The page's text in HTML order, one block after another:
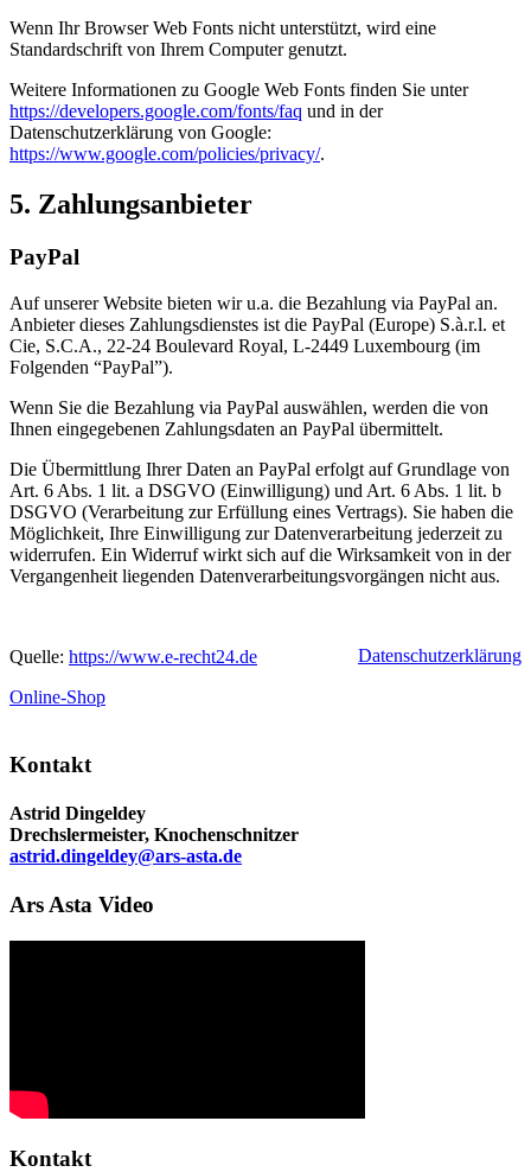
Wenn Ihr Browser Web Fonts nicht unterstützt, wird eine
Standardschrift von Ihrem Computer genutzt.
Weitere Informationen zu Google Web Fonts finden Sie unter
https://developers.google.com/fonts/faq und in der
Datenschutzerklärung von Google:
https://www.google.com/policies/privacy/.
5. Zahlungsanbieter
PayPal
Auf unserer Website bieten wir u.a. die Bezahlung via PayPal an.
Anbieter dieses Zahlungsdienstes ist die PayPal (Europe) S.à.r.l. et
Cie, S.C.A., 22-24 Boulevard Royal, L-2449 Luxembourg (im
Folgenden “PayPal”).
Wenn Sie die Bezahlung via PayPal auswählen, werden die von
Ihnen eingegebenen Zahlungsdaten an PayPal übermittelt.
Die Übermittlung Ihrer Daten an PayPal erfolgt auf Grundlage von
Art. 6 Abs. 1 lit. a DSGVO (Einwilligung) und Art. 6 Abs. 1 lit. b
DSGVO (Verarbeitung zur Erfüllung eines Vertrags). Sie haben die
Möglichkeit, Ihre Einwilligung zur Datenverarbeitung jederzeit zu
widerrufen. Ein Widerruf wirkt sich auf die Wirksamkeit von in der
Vergangenheit liegenden Datenverarbeitungsvorgängen nicht aus.
Quelle: https://www.e-recht24.de Datenschutzerklärung
Online-Shop
Kontakt
Astrid Dingeldey
Drechslermeister, Knochenschnitzer
astrid.dingeldey@ars-asta.de
Ars Asta Video
Kontakt